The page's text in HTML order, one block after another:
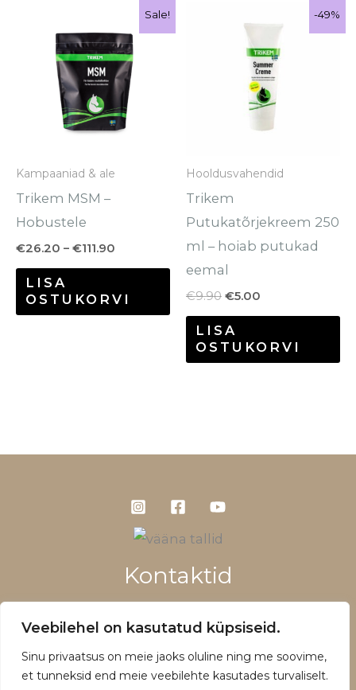
Veebilehel on kasutatud küpsiseid.
Sinu privaatsus on meie jaoks oluline ning me soovime,
et tunneksid end meie veebilehte kasutades turvaliselt.
Sale!
Kampaaniad & ale
Trikem MSM –
Hobustele
€26.20 – €111.90
Hinnavahemik:
kuni
€111.90
LISA
OSTUKORVI
tootel
teha
tootelehel.
Sale!
-49%
-49%
Hooldusvahendid
Trikem
Putukatõrjekreem 250
ml – hoiab putukad
eemal
€9.90
hind
€9.90.
€5.00
hind
€5.00.
LISA
OSTUKORVI
Kontaktid
+372 5660 1028
Müügitingimused ja privaatsuspoliitika